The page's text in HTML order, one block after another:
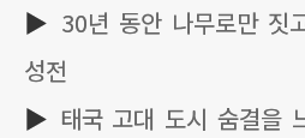
▶ 30년 동안 나무로만 짓
성전
▶ 태국 고대 도시 숨결을